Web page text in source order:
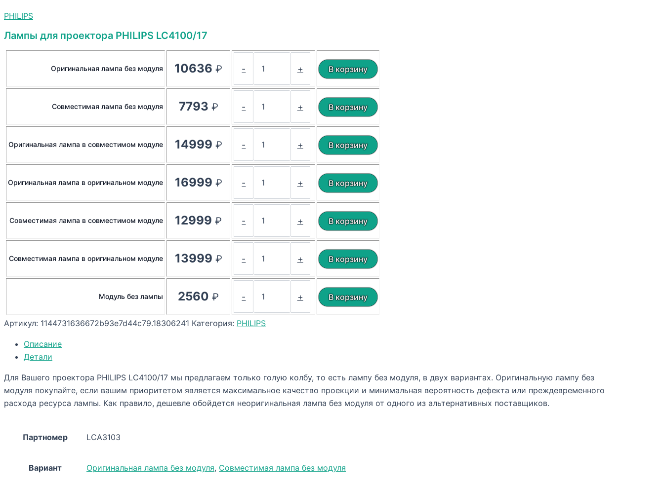
PHILIPS
Лампы для проектора PHILIPS LC4100/17
Оригинальная лампа без модуля 10636 ₽ - +
Совместимая лампа без модуля 7793 ₽ - +
Оригинальная лампа в совместимом модуле 14999 ₽ - +
Оригинальная лампа в оригинальном модуле 16999 ₽ - +
Совместимая лампа в совместимом модуле 12999 ₽ - +
Совместимая лампа в оригинальном модуле 13999 ₽ - +
Модуль без лампы 2560 ₽ - +
Артикул: 1144731636672b93e7d44c79.18306241 Категория: PHILIPS
Описание
Детали
Для Вашего проектора PHILIPS LC4100/17 мы предлагаем только голую колбу, то есть лампу без модуля, в двух вариантах. Оригинальную лампу без
модуля покупайте, если вашим приоритетом является максимальное качество проекции и минимальная вероятность дефекта или преждевременного
расхода ресурса лампы. Как правило, дешевле обойдется неоригинальная лампа без модуля от одного из альтернативных поставщиков.
Партномер LCA3103
Вариант Оригинальная лампа без модуля, Совместимая лампа без модуля